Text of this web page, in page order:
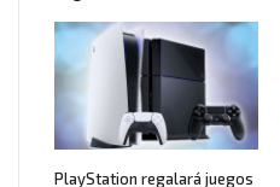
PlayStation regalará juegos